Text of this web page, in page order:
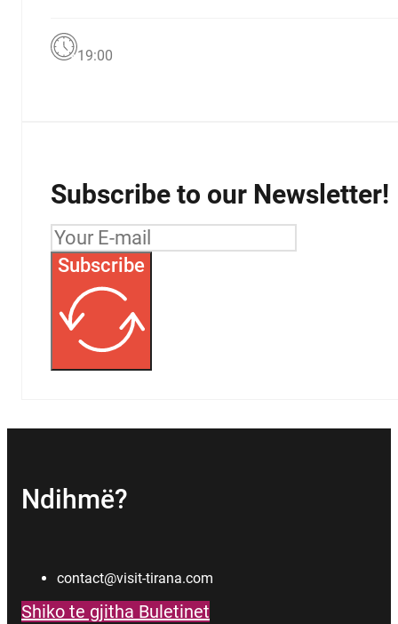
19:00
Subscribe to our Newsletter!
Subscribe
Ndihmë?
contact@visit-tirana.com
Shiko te gjitha Buletinet